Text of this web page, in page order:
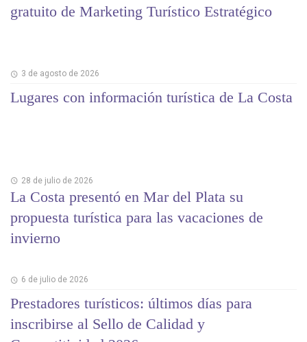
gratuito de Marketing Turístico Estratégico
3 de agosto de 2026
Lugares con información turística de La Costa
28 de julio de 2026
La Costa presentó en Mar del Plata su
propuesta turística para las vacaciones de
invierno
6 de julio de 2026
Prestadores turísticos: últimos días para
inscribirse al Sello de Calidad y